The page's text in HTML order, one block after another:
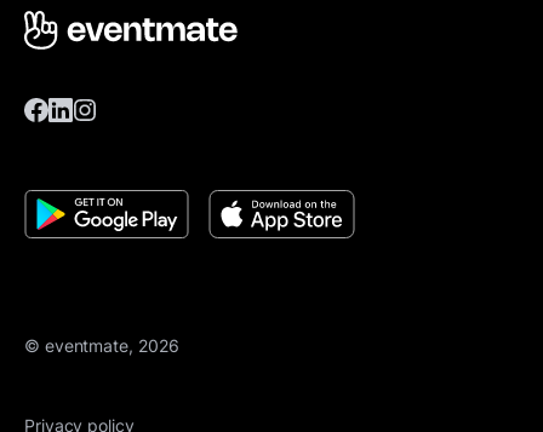
© eventmate, 2026
Privacy policy